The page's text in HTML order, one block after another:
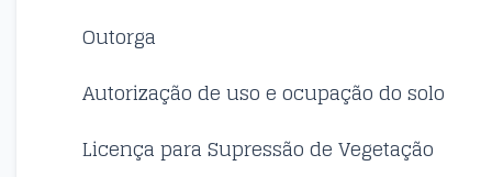
Outorga
Autorização de uso e ocupação do solo
Licença para Supressão de Vegetação